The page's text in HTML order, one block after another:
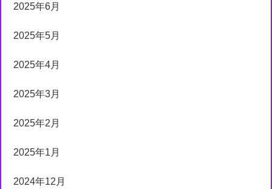
2025年6月
2025年5月
2025年4月
2025年3月
2025年2月
2025年1月
2024年12月